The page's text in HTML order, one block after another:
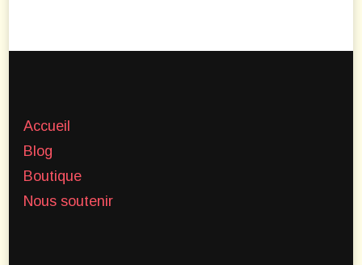
Accueil
Blog
Boutique
Nous soutenir